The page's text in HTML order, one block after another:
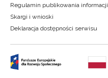
Regulamin publikowania informacji
Skargi i wnioski
Deklaracja dostępności serwisu